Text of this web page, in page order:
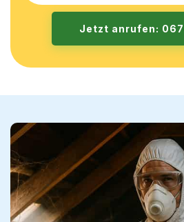
Jetzt anrufen: